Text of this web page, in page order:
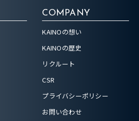
COMPANY
KAINOの想い
KAINOの歴史
リクルート
CSR
プライバシーポリシー
お問い合わせ